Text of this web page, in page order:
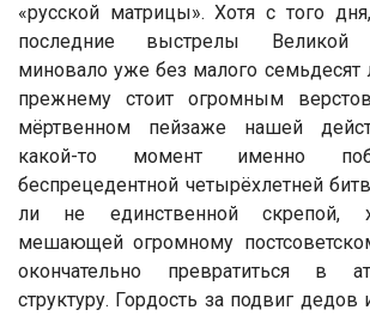
«русской матрицы». Хотя с того
последние выстрелы Великой
миновало уже без малого семьдесят
прежнему стоит огромным
мёртвенном пейзаже нашей
какой-то момент именно
беспрецедентной четырёхлетней
ли не единственной скрепой,
мешающей огромному
окончательно превратиться в
структуру. Гордость за подвиг